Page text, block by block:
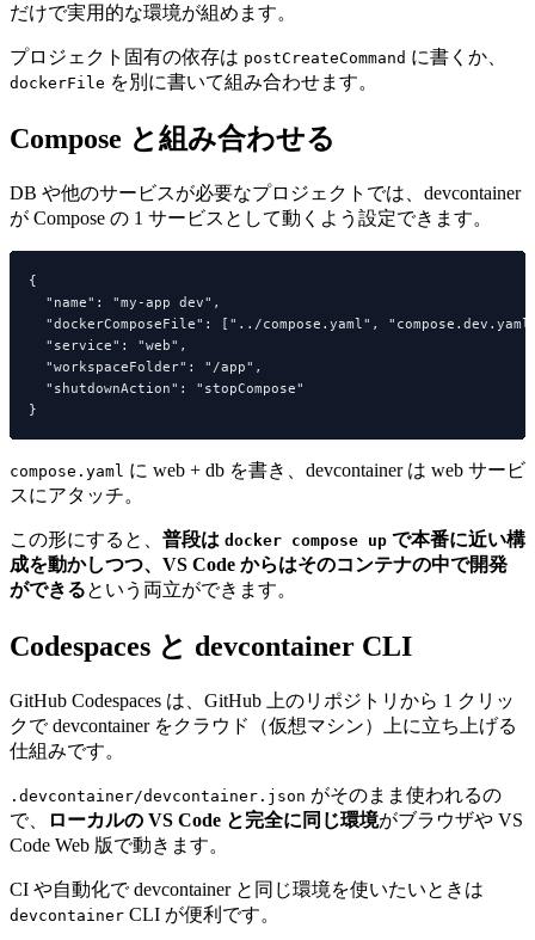
だけで実用的な環境が組めます。
プロジェクト固有の依存は postCreateCommand に書くか、
dockerFile を別に書いて組み合わせます。
Compose と組み合わせる
DB や他のサービスが必要なプロジェクトでは、devcontainer
が Compose の 1 サービスとして動くよう設定できます。
{
  "name": "my-app dev",
"dockerComposeFile": ["../compose.yaml",
  "service": "web",
  "workspaceFolder": "/app",
  "shutdownAction": "stopCompose"
compose.yaml に web + db を書き、devcontainer は web サービ
スにアタッチ。
この形にすると、 普段は docker compose up で本番に近い構
成を動かしつつ、VS Code からはそのコンテナの中で開発
ができるという両立ができます。
Codespaces と devcontainer CLI
GitHub Codespaces は、GitHub 上のリポジトリから 1 クリッ
クで devcontainer をクラウド（仮想マシン）上に立ち上げる
仕組みです。
.devcontainer/devcontainer.json がそのまま使われるの
で、
ローカルの VS Code と完全に同じ環境がブラウザや VS
Code Web 版で動きます。
CI や自動化で devcontainer と同じ環境を使いたいときは
devcontainer CLI が便利です。